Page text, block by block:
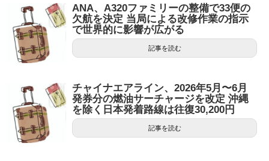
ANA、A320ファミリーの整備で33便の
欠航を決定 当局による改修作業の指示
で世界的に影響が広がる
記事を読む
チャイナエアライン、2026年5月〜6月
発券分の燃油サーチャージを改定 沖縄
を除く日本発着路線は往復30,200円
記事を読む